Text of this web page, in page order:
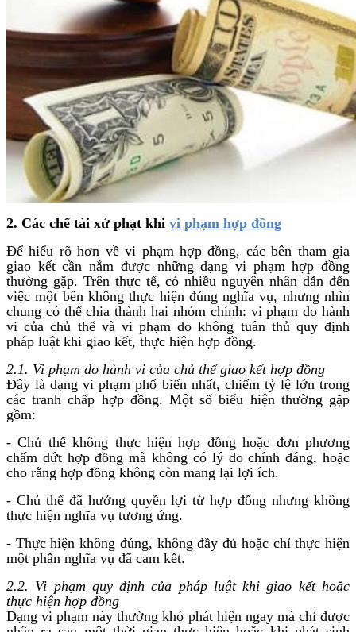
2. Các chế tài xử phạt khi vi phạm hợp đồng
Để hiểu rõ hơn về vi phạm hợp đồng, các bên tham gia
giao kết cần nắm được những dạng vi phạm hợp đồng
thường gặp. Trên thực tế, có nhiều nguyên nhân dẫn đến
việc một bên không thực hiện đúng nghĩa vụ, nhưng nhìn
chung có thể chia thành hai nhóm chính: vi phạm do hành
vi của chủ thể và vi phạm do không tuân thủ quy định
pháp luật khi giao kết, thực hiện hợp đồng.
2.1. Vi phạm do hành vi của chủ thể giao kết hợp đồng
Đây là dạng vi phạm phổ biến nhất, chiếm tỷ lệ lớn trong
các tranh chấp hợp đồng. Một số biểu hiện thường gặp
gồm:
- Chủ thể không thực hiện hợp đồng hoặc đơn phương
chấm dứt hợp đồng mà không có lý do chính đáng, hoặc
cho rằng hợp đồng không còn mang lại lợi ích.
- Chủ thể đã hưởng quyền lợi từ hợp đồng nhưng không
thực hiện nghĩa vụ tương ứng.
- Thực hiện không đúng, không đầy đủ hoặc chỉ thực hiện
một phần nghĩa vụ đã cam kết.
2.2. Vi phạm quy định của pháp luật khi giao kết hoặc
thực hiện hợp đồng
Dạng vi phạm này thường khó phát hiện ngay mà chỉ được